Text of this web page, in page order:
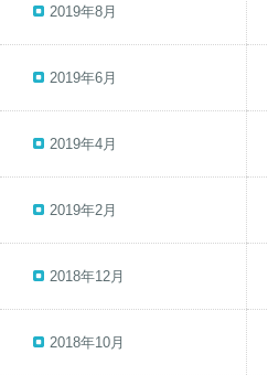
2019年8月
2019年6月
2019年4月
2019年2月
2018年12月
2018年10月